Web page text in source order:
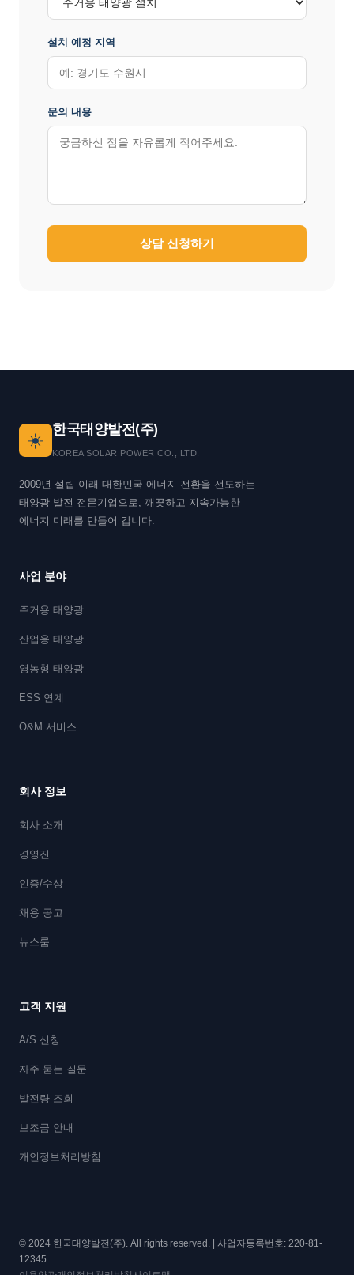
설치 예정 지역
문의 내용
상담 신청하기
☀️
한국태양발전(주)
KOREA SOLAR POWER CO., LTD.
2009년 설립 이래 대한민국 에너지 전환을 선도하는
태양광 발전 전문기업으로, 깨끗하고 지속가능한
에너지 미래를 만들어 갑니다.
사업 분야
주거용 태양광
산업용 태양광
영농형 태양광
ESS 연계
O&M 서비스
회사 정보
회사 소개
경영진
인증/수상
채용 공고
뉴스룸
고객 지원
A/S 신청
자주 묻는 질문
발전량 조회
보조금 안내
개인정보처리방침
© 2024 한국태양발전(주). All rights reserved. | 사업자등록번호: 220-81-
12345